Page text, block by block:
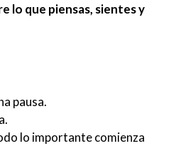
lo que piensas, sientes y
pausa.
lo importante comienza